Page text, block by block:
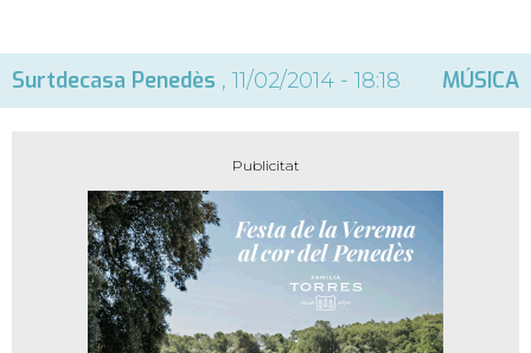
Surtdecasa Penedès , 11/02/2014 - 18:18 MÚSICA